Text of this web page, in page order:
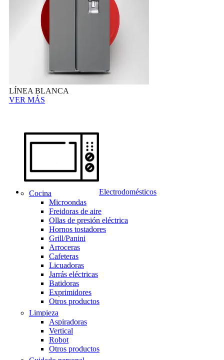
LÍNEA BLANCA
VER MÁS
Electrodomésticos
Cocina
Microondas
Freidoras de aire
Ollas de presión eléctrica
Hornos tostadores
Grill/Panini
Arroceras
Cafeteras
Licuadoras
Jarrás eléctricas
Batidoras
Exprimidores
Otros productos
Limpieza
Aspiradoras
Vertical
Robot
Otros productos